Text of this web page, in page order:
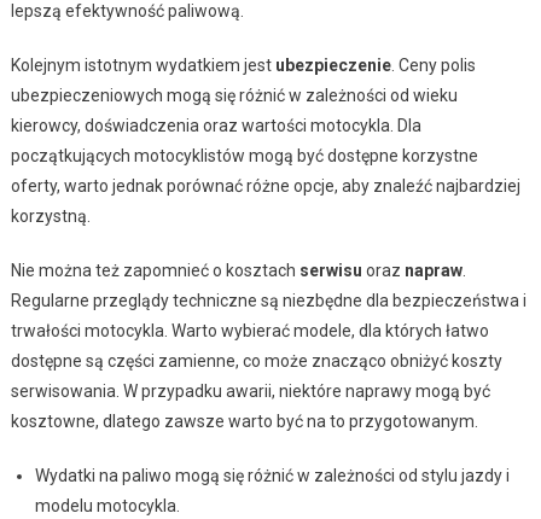
lepszą efektywność paliwową.
Kolejnym istotnym wydatkiem jest ubezpieczenie. Ceny polis
ubezpieczeniowych mogą się różnić w zależności od wieku
kierowcy, doświadczenia oraz wartości motocykla. Dla
początkujących motocyklistów mogą być dostępne korzystne
oferty, warto jednak porównać różne opcje, aby znaleźć najbardziej
korzystną.
Nie można też zapomnieć o kosztach serwisu oraz napraw.
Regularne przeglądy techniczne są niezbędne dla bezpieczeństwa i
trwałości motocykla. Warto wybierać modele, dla których łatwo
dostępne są części zamienne, co może znacząco obniżyć koszty
serwisowania. W przypadku awarii, niektóre naprawy mogą być
kosztowne, dlatego zawsze warto być na to przygotowanym.
Wydatki na paliwo mogą się różnić w zależności od stylu jazdy i
modelu motocykla.